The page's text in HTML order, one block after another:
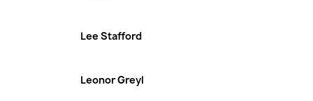
Lee Stafford
Leonor Greyl